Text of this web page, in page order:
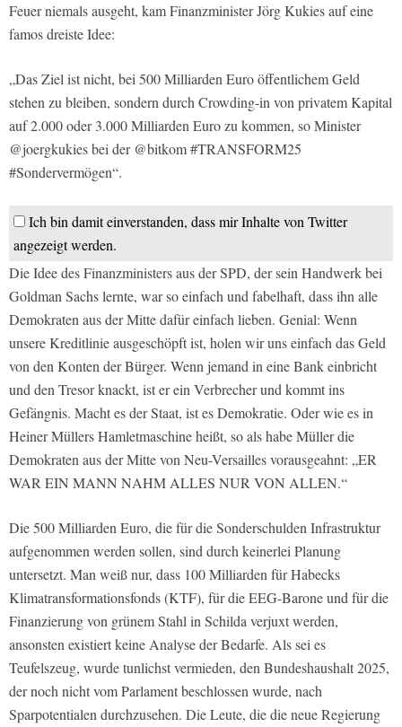
Feuer niemals ausgeht, kam Finanzminister Jörg Kukies auf eine
famos dreiste Idee:
„Das Ziel ist nicht, bei 500 Milliarden Euro öffentlichem Geld
stehen zu bleiben, sondern durch Crowding-in von privatem Kapital
auf 2.000 oder 3.000 Milliarden Euro zu kommen, so Minister
@joergkukies bei der @bitkom #TRANSFORM25
#Sondervermögen“.
Ich bin damit einverstanden, dass mir Inhalte von Twitter
angezeigt werden.
Die Idee des Finanzministers aus der SPD, der sein Handwerk bei
Goldman Sachs lernte, war so einfach und fabelhaft, dass ihn alle
Demokraten aus der Mitte dafür einfach lieben. Genial: Wenn
unsere Kreditlinie ausgeschöpft ist, holen wir uns einfach das Geld
von den Konten der Bürger. Wenn jemand in eine Bank einbricht
und den Tresor knackt, ist er ein Verbrecher und kommt ins
Gefängnis. Macht es der Staat, ist es Demokratie. Oder wie es in
Heiner Müllers Hamletmaschine heißt, so als habe Müller die
Demokraten aus der Mitte von Neu-Versailles vorausgeahnt: „ER
WAR EIN MANN NAHM ALLES NUR VON ALLEN.“
Die 500 Milliarden Euro, die für die Sonderschulden Infrastruktur
aufgenommen werden sollen, sind durch keinerlei Planung
untersetzt. Man weiß nur, dass 100 Milliarden für Habecks
Klimatransformationsfonds (KTF), für die EEG-Barone und für die
Finanzierung von grünem Stahl in Schilda verjuxt werden,
ansonsten existiert keine Analyse der Bedarfe. Als sei es
Teufelszeug, wurde tunlichst vermieden, den Bundeshaushalt 2025,
der noch nicht vom Parlament beschlossen wurde, nach
Sparpotentialen durchzusehen. Die Leute, die die neue Regierung